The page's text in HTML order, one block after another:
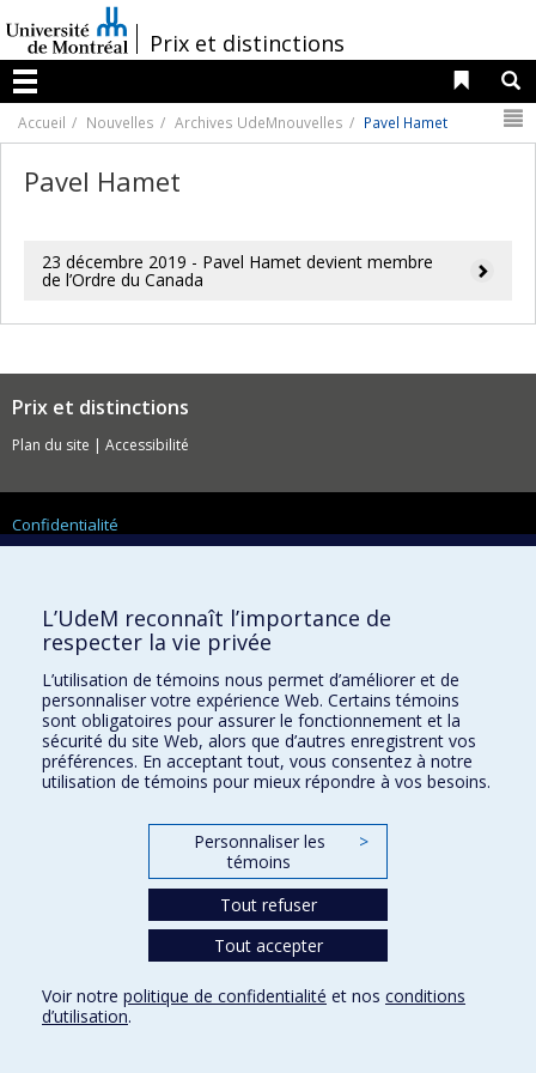
au
contenu
/Prix et distinctions
Menu
Liens
Accueil Nouvelles Archives UdeMnouvelles Pavel Hamet
Pavel Hamet
23 décembre 2019 - Pavel Hamet devient membre
de l’Ordre du Canada
Prix et distinctions
Plan du site | Accessibilité
Confidentialité
Conditions d’utilisation
L’UdeM reconnaît l’importance de
respecter la vie privée
L’utilisation de témoins nous permet d’améliorer et de
personnaliser votre expérience Web. Certains témoins
sont obligatoires pour assurer le fonctionnement et la
sécurité du site Web, alors que d’autres enregistrent vos
préférences. En acceptant tout, vous consentez à notre
utilisation de témoins pour mieux répondre à vos besoins.
Personnaliser les
témoins
>
Tout refuser
Tout accepter
Voir notre politique de confidentialité et nos conditions
d’utilisation.